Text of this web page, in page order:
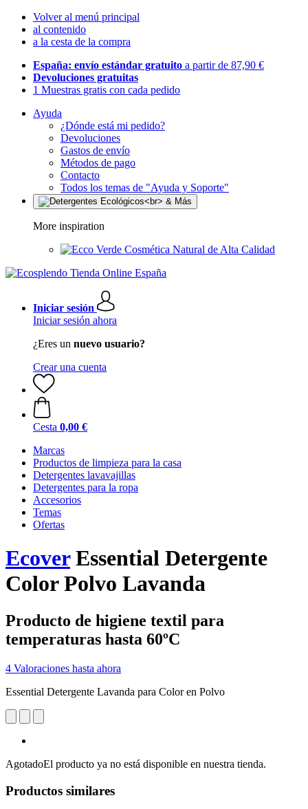
Volver al menú principal
al contenido
a la cesta de la compra
España: envío estándar gratuito a partir de 87,90 €
Devoluciones gratuitas
1 Muestras gratis con cada pedido
Ayuda
¿Dónde está mi pedido?
Devoluciones
Gastos de envío
Métodos de pago
Contacto
Todos los temas de "Ayuda y Soporte"
More inspiration
Cosmética Natural de Alta Calidad
Iniciar sesión
Iniciar sesión ahora
¿Eres un nuevo usuario?
Crear una cuenta
Cesta 0,00 €
Marcas
Productos de limpieza para la casa
Detergentes lavavajillas
Detergentes para la ropa
Accesorios
Temas
Ofertas
EcoverEssential Detergente
Color Polvo Lavanda
Producto de higiene textil para
temperaturas hasta 60ºC
4 Valoraciones hasta ahora
Essential Detergente Lavanda para Color en Polvo
AgotadoEl producto ya no está disponible en nuestra tienda.
Productos similares